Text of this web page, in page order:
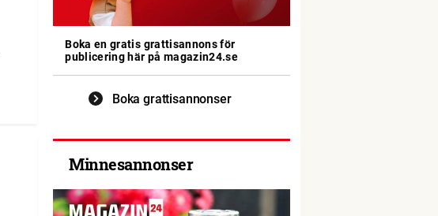
Boka en gratis grattisannons för
publicering här på magazin24.se
Boka grattisannonser
Minnesannonser